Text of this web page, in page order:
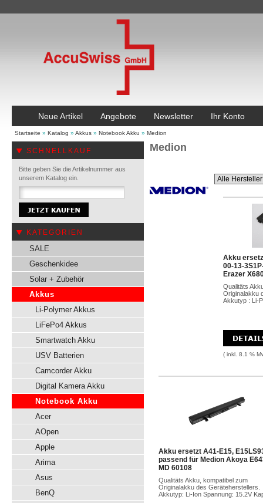
Neue Artikel Angebote Newsletter Ihr Konto
Startseite » Katalog » Akkus » Notebook Akku » Medion
SCHNELLKAUF
Bitte geben Sie die Artikelnummer aus
unserem Katalog ein.
KATEGORIEN
SALE
Geschenkidee
Solar + Zubehör
Akkus
Li-Polymer Akkus
LiFePo4 Akkus
Smartwatch Akku
USV Batterien
Camcorder Akku
Digital Kamera Akku
Notebook Akku
Acer
AOpen
Apple
Arima
Asus
BenQ
Medion
Akku
00-13-
Erazer
Qualitäts
Originalakku
Akkutyp : Li-
( inkl. 8.1 %
Akku ersetzt A41-E15,
passend für Medion Akoya
MD 60108
Qualitäts Akku, kompatibel zum
Originalakku des Geräteherstellers.
Akkutyp: Li-Ion Spannung: 15.2V